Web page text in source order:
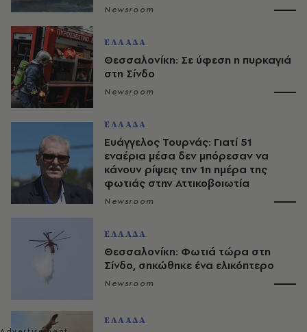
Newsroom
ΕΛΛΑΔΑ
Θεσσαλονίκη: Σε ύφεση η πυρκαγιά
στη Σίνδο
Newsroom
ΕΛΛΑΔΑ
Ευάγγελος Τουρνάς: Γιατί 51
εναέρια μέσα δεν μπόρεσαν να
κάνουν ρίψεις την 1η ημέρα της
φωτιάς στην Αττικοβοιωτία
Newsroom
ΕΛΛΑΔΑ
Θεσσαλονίκη: Φωτιά τώρα στη
Σίνδο, σηκώθηκε ένα ελικόπτερο
Newsroom
ΕΛΛΑΔΑ